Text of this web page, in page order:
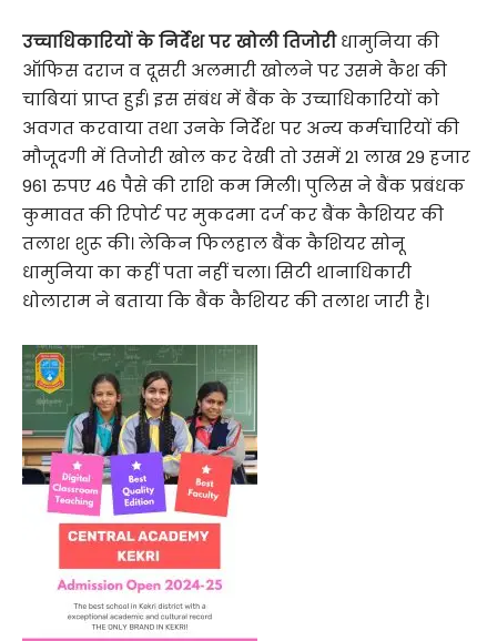
उच्चाधिकारियों के निर्देश पर खोली तिजोरीधामुनिया की
ऑफिस दराज व दूसरी अलमारी खोलने पर उसमे कैश की
चाबियां प्राप्त हुई। इस संबंध में बैंक के उच्चाधिकारियों को
अवगत करवाया तथा उनके निर्देश पर अन्य कर्मचारियों की
मौजूदगी में तिजोरी खोल कर देखी तो उसमें 21 लाख 29 हजार
961 रुपए 46 पैसे की राशि कम मिली। पुलिस ने बैंक प्रबंधक
कुमावत की रिपोर्ट पर मुकदमा दर्ज कर बैंक कैशियर की
तलाश शुरू की। लेकिन फिलहाल बैंक कैशियर सोनू
धामुनिया का कहीं पता नहीं चला। सिटी थानाधिकारी
धोलाराम ने बताया कि बैंक कैशियर की तलाश जारी है।